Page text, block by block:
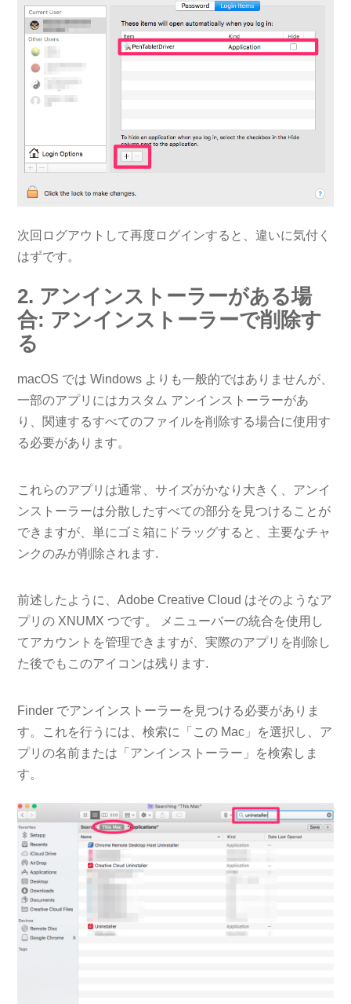
次回ログアウトして再度ログインすると、違いに気付く
はずです。
2. アンインストーラーがある場
合: アンインストーラーで削除す
る
macOS では Windows よりも一般的ではありませんが、
一部のアプリにはカスタム アンインストーラーがあ
り、関連するすべてのファイルを削除する場合に使用す
る必要があります。
これらのアプリは通常、サイズがかなり大きく、アンイ
ンストーラーは分散したすべての部分を見つけることが
できますが、単にゴミ箱にドラッグすると、主要なチャ
ンクのみが削除されます.
前述したように、Adobe Creative Cloud はそのようなア
プリの XNUMX つです。 メニューバーの統合を使用し
てアカウントを管理できますが、実際のアプリを削除し
た後でもこのアイコンは残ります.
Finder でアンインストーラーを見つける必要がありま
す。これを行うには、検索に「この Mac」を選択し、ア
プリの名前または「アンインストーラー」を検索しま
す。